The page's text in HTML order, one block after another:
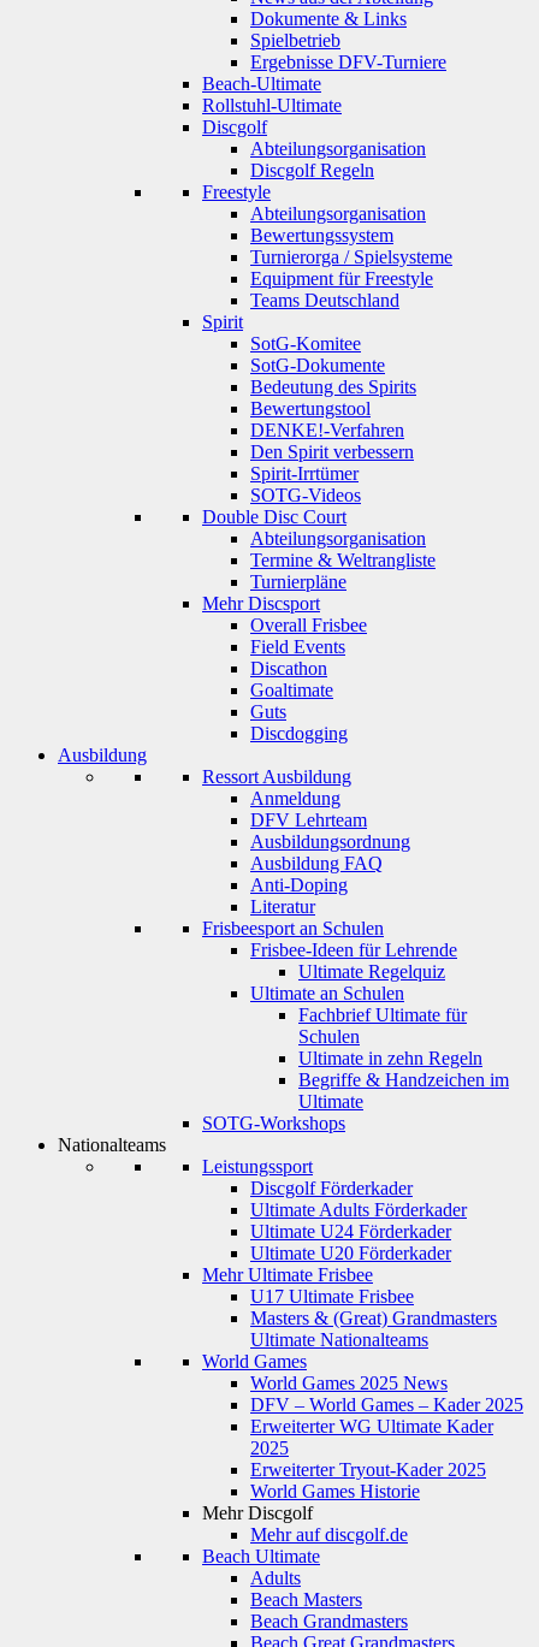
Dokumente & Links
Spielbetrieb
Ergebnisse DFV-Turniere
Beach-Ultimate
Rollstuhl-Ultimate
Discgolf
Abteilungsorganisation
Discgolf Regeln
Freestyle
Abteilungsorganisation
Bewertungssystem
Turnierorga / Spielsysteme
Equipment für Freestyle
Teams Deutschland
Spirit
SotG-Komitee
SotG-Dokumente
Bedeutung des Spirits
Bewertungstool
DENKE!-Verfahren
Den Spirit verbessern
Spirit-Irrtümer
SOTG-Videos
Double Disc Court
Abteilungsorganisation
Termine & Weltrangliste
Turnierpläne
Mehr Discsport
Overall Frisbee
Field Events
Discathon
Goaltimate
Guts
Discdogging
Ausbildung
Ressort Ausbildung
Anmeldung
DFV Lehrteam
Ausbildungsordnung
Ausbildung FAQ
Anti-Doping
Literatur
Frisbeesport an Schulen
Frisbee-Ideen für Lehrende
Ultimate Regelquiz
Ultimate an Schulen
Fachbrief Ultimate für
Schulen
Ultimate in zehn Regeln
Begriffe & Handzeichen im
Ultimate
SOTG-Workshops
Nationalteams
Leistungssport
Discgolf Förderkader
Ultimate Adults Förderkader
Ultimate U24 Förderkader
Ultimate U20 Förderkader
Mehr Ultimate Frisbee
U17 Ultimate Frisbee
Masters & (Great) Grandmasters
Ultimate Nationalteams
World Games
World Games 2025 News
DFV – World Games – Kader 2025
Erweiterter WG Ultimate Kader
2025
Erweiterter Tryout-Kader 2025
World Games Historie
Mehr Discgolf
Mehr auf discgolf.de
Beach Ultimate
Adults
Beach Masters
Beach Grandmasters
Beach Great Grandmasters